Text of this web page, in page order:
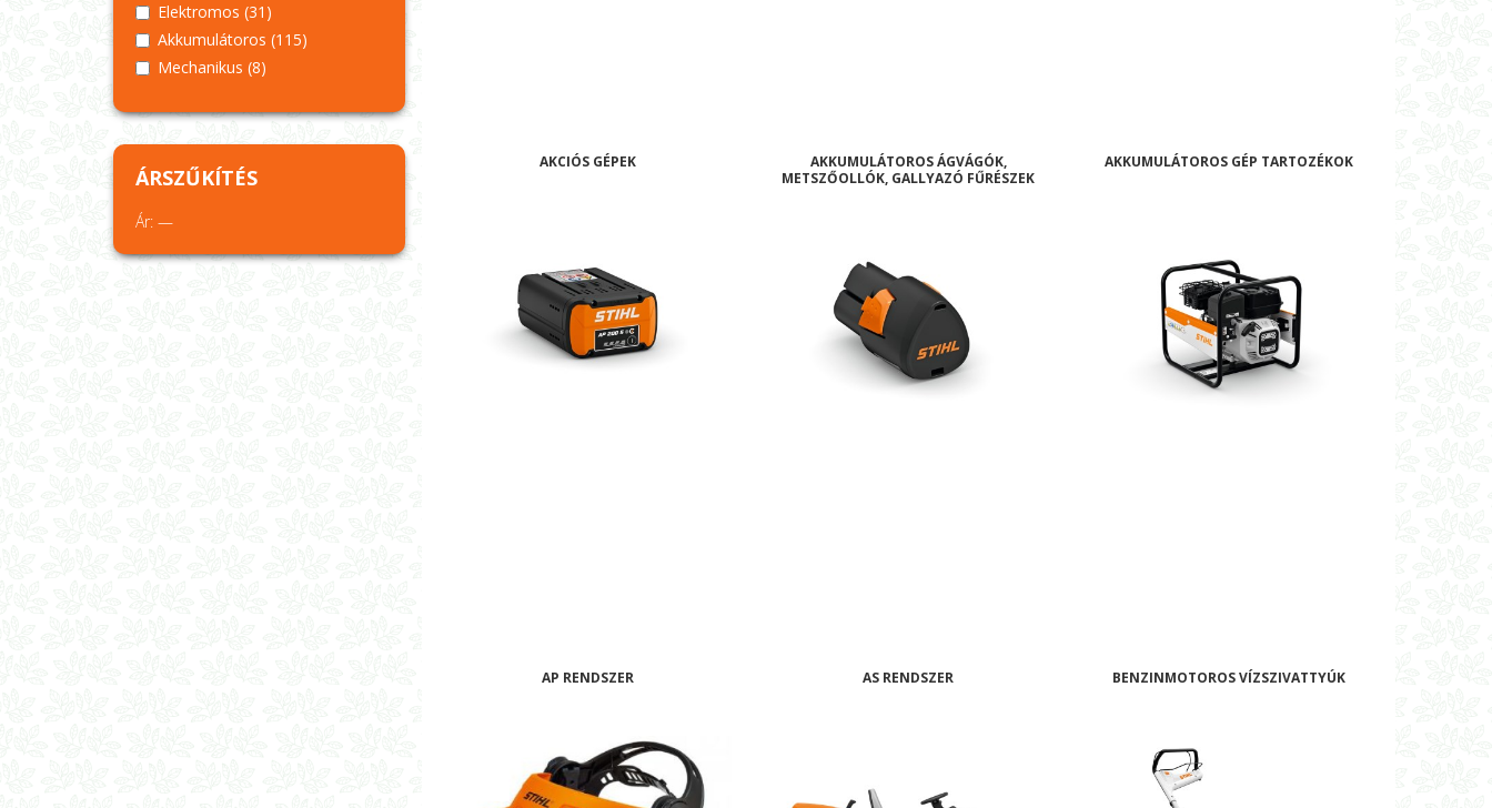
AKCIÓS GÉPEK
AKKUMULÁTOROS ÁGVÁGÓK,
METSZŐOLLÓK, GALLYAZÓ FŰRÉSZEK
AKKUMULÁTOROS GÉP TARTOZÉKOK
AP RENDSZER AS RENDSZER BENZINMOTOROS VÍZSZIVATTYÚK
Elektromos (31)
Akkumulátoros (115)
Mechanikus (8)
ÁRSZŰKÍTÉS
Ár: —